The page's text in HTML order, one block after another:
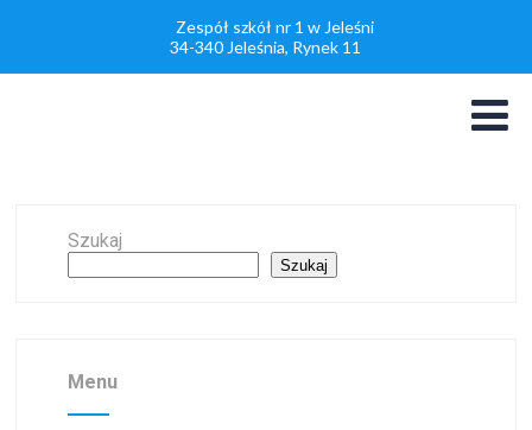
Zespół szkół nr 1 w Jeleśni
34-340 Jeleśnia, Rynek 11
Szukaj
Szukaj
Menu